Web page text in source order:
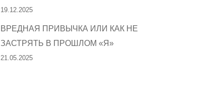
19.12.2025
ВРЕДНАЯ ПРИВЫЧКА ИЛИ КАК НЕ
ЗАСТРЯТЬ В ПРОШЛОМ «Я»
21.05.2025